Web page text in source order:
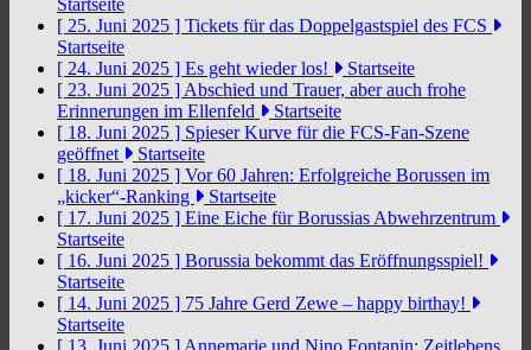
Startseite
[ 25. Juni 2025 ] Tickets für das Doppelgastspiel des FCS
Startseite
[ 24. Juni 2025 ] Es geht wieder los!
Startseite
[ 23. Juni 2025 ] Abschied und Trauer, aber auch frohe
Erinnerungen im Ellenfeld
Startseite
[ 18. Juni 2025 ] Spieser Kurve für die FCS-Fan-Szene
geöffnet
Startseite
[ 18. Juni 2025 ] Vor 60 Jahren: Erfolgreiche Borussen im
„kicker“-Ranking
Startseite
[ 17. Juni 2025 ] Eine Eiche für Borussias Abwehrzentrum
Startseite
[ 16. Juni 2025 ] Borussia bekommt das Eröffnungsspiel!
Startseite
[ 14. Juni 2025 ] 75 Jahre Gerd Zewe – happy birthay!
Startseite
[ 13. Juni 2025 ] Annemarie und Nino Fontanin: Zeitlebens